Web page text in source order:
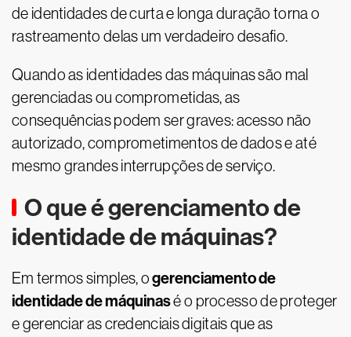
de identidades de curta e longa duração torna o
rastreamento delas um verdadeiro desafio.
Quando as identidades das máquinas são mal
gerenciadas ou comprometidas, as
consequências podem ser graves: acesso não
autorizado, comprometimentos de dados e até
mesmo grandes interrupções de serviço.
O que é gerenciamento de
identidade de máquinas?
Em termos simples, ogerenciamento de
identidade de máquinasé o processo de proteger
e gerenciar as credenciais digitais que as